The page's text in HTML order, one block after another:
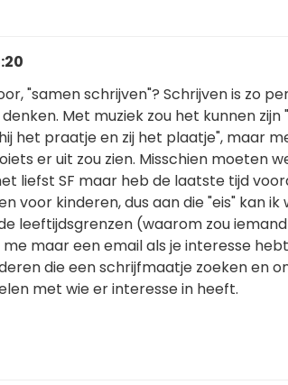
"samen schrijven"? Schrijven is zo
Met muziek zou het kunnen zijn
het praatje en zij het plaatje", maar
er uit zou zien. Misschien moeten
liefst SF maar heb de laatste tijd
voor kinderen, dus aan die "eis" kan ik
leeftijdsgrenzen (waarom zou
maar een email als je interesse
die een schrijfmaatje zoeken en
met wie er interesse in heeft.